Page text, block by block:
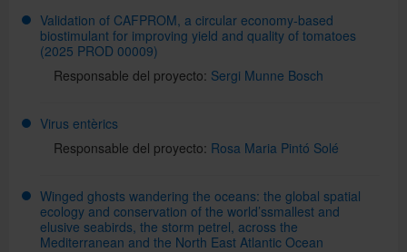
Validation of CAFPROM, a circular economy-based
biostimulant for improving yield and quality of tomatoes
(2025 PROD 00009)
Responsable del proyecto: Sergi Munne Bosch
Virus entèrics
Responsable del proyecto: Rosa Maria Pintó Solé
Winged ghosts wandering the oceans: the global spatial
ecology and conservation of the world’ssmallest and
elusive seabirds, the storm petrel, across the
Mediterranean and the North East Atlantic Ocean